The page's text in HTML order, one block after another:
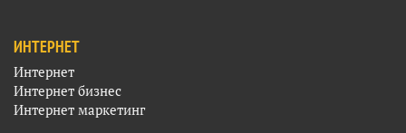
ИНТЕРНЕТ
Интернет
Интернет бизнес
Интернет маркетинг